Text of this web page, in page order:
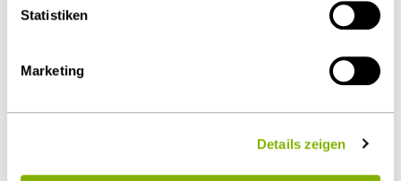
Statistiken
Marketing
Details zeigen
Öffentlicher Sektor und Vergabe